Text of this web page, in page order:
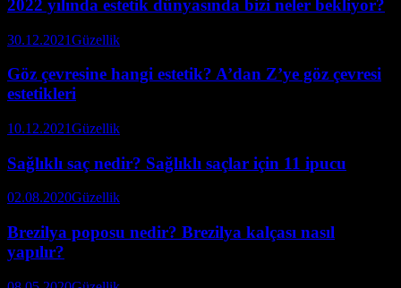
2022 yılında estetik dünyasında bizi neler bekliyor?
30.12.2021Güzellik
Göz çevresine hangi estetik? A’dan Z’ye göz çevresi
estetikleri
10.12.2021Güzellik
Sağlıklı saç nedir? Sağlıklı saçlar için 11 ipucu
02.08.2020Güzellik
Brezilya poposu nedir? Brezilya kalçası nasıl
yapılır?